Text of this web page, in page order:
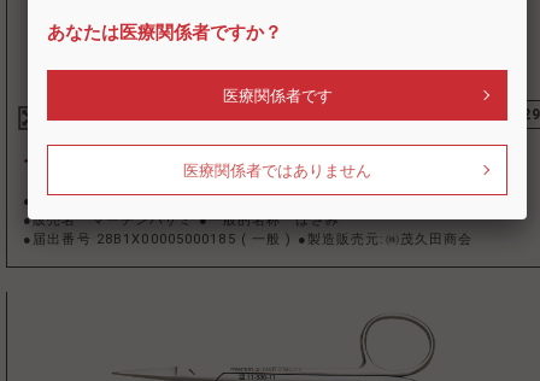
マーチンハサミ 11-567-13-07
●標準価格 21,000 円(税別)
●販売名 マーチンハサミ ●一般的名称 はさみ
●届出番号 28B1X00005000185 ( 一般 ) ●製造販売元:㈱茂久田商会
あなたは医療関係者ですか？
医療関係者です
医療関係者ではありません